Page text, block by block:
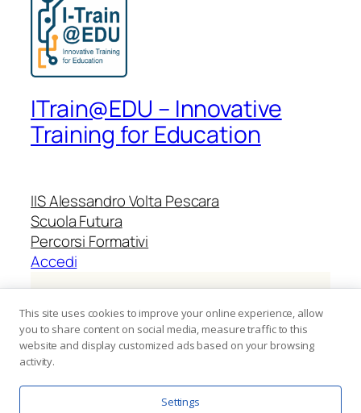
ITrain@EDU – Innovative
Training for Education
IIS Alessandro Volta Pescara
Scuola Futura
Percorsi Formativi
Accedi
1423-P-55124
CUP:
This site uses cookies to improve your online experience, allow
you to share content on social media, measure traffic to this
website and display customized ads based on your browsing
activity.
Settings